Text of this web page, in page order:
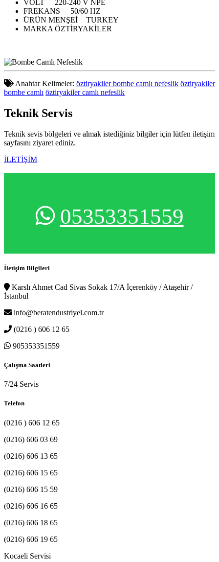
VOLT
220-240 V NPE
FREKANS
50/60 HZ
ÜRÜN MENŞEİ
TURKEY
MARKA ÖZTİRYAKİLER
Anahtar Kelimeler: öztiryakiler bombe camlı nefeslik öztiryakiler
bombe camlı öztiryakiler camlı nefeslik
Teknik Servis
Teknik sevis bölgeleri ve almak istediğiniz bilgiler için lütfen iletişim
sayfasını ziyaret ediniz.
İLETİŞİM
05353351559
İletişim Bilgileri
Karslı Ahmet Cad Sivas Sokak 17/A İçerenköy / Ataşehir /
İstanbul
info@beratendustriyel.com.tr
(0216 ) 606 12 65
905353351559
Çalışma Saatleri
7/24 Servis
Telefon
(0216 ) 606 12 65
(0216) 606 03 69
(0216) 606 13 65
(0216) 606 15 65
(0216) 606 15 59
(0216) 606 16 65
(0216) 606 18 65
(0216) 606 19 65
Kocaeli Servisi